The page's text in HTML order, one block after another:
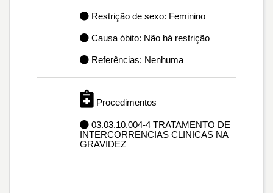
Restrição de sexo: Feminino
Causa óbito: Não há restrição
Referências: Nenhuma
Procedimentos
03.03.10.004-4 TRATAMENTO DE
INTERCORRENCIAS CLINICAS NA
GRAVIDEZ